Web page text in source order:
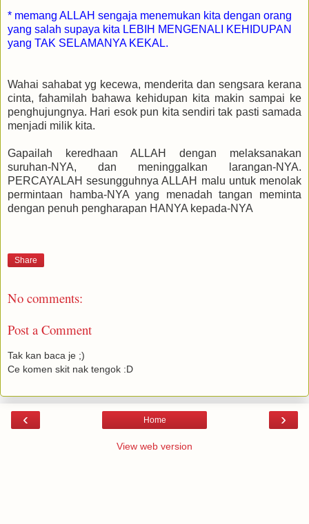
* memang ALLAH sengaja menemukan kita dengan orang
yang salah supaya kita LEBIH MENGENALI KEHIDUPAN
yang TAK SELAMANYA KEKAL.
Wahai sahabat yg kecewa, menderita dan sengsara kerana
cinta, fahamilah bahawa kehidupan kita makin sampai ke
penghujungnya. Hari esok pun kita sendiri tak pasti samada
menjadi milik kita.
Gapailah keredhaan ALLAH dengan melaksanakan
suruhan-NYA, dan meninggalkan larangan-NYA.
PERCAYALAH sesungguhnya ALLAH malu untuk menolak
permintaan hamba-NYA yang menadah tangan meminta
dengan penuh pengharapan HANYA kepada-NYA
Share
No comments:
Post a Comment
Tak kan baca je ;)
Ce komen skit nak tengok :D
‹ ›
Home
View web version